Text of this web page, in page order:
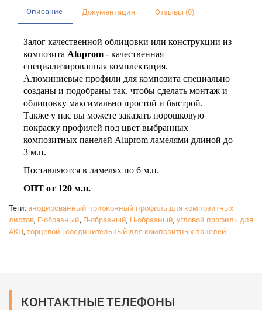
Описание Документация Отзывы (0)
Залог качественной облицовки или конструкции из
композита Aluprom - качественная
специализированная комплектация.
Алюминиевые профили для композита специально
созданы и подобраны так, чтобы сделать монтаж и
облицовку максимально простой и быстрой.
Также у нас вы можете заказать порошковую
покраску профилей под цвет выбранных
композитных панелей Aluprom ламелями длиной до
3 м.п.
Поставляются в ламелях по 6 м.п.
ОПТ от 120 м.п.
Теги: анодированный приоконный профиль для композитных
листов, F-образный, П-образный, Н-образный, угловой профиль для
АКП, торцевой і соединительный для композитных панелей
КОНТАКТНЫЕ ТЕЛЕФОНЫ